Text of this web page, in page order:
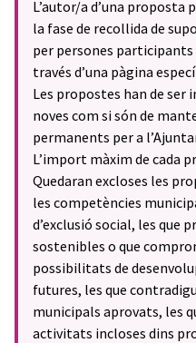
L’autor/a d’una proposta
la fase de recollida de
per persones
través d’una pàgina
Les propostes han de ser
noves com si són de
permanents per a
L’import màxim de cada
Quedaran excloses les
les competències
d’exclusió social, les que
sostenibles o que
possibilitats de
futures, les que
municipals aprovats, les
activitats incloses dins